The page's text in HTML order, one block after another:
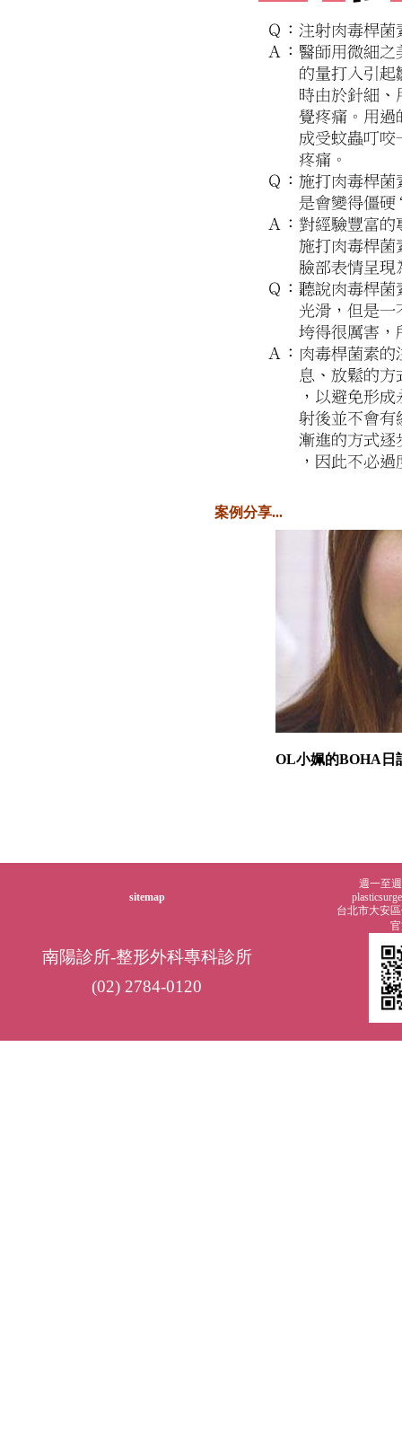
案例分享...
OL小姵的BOHA日
sitemap
週一至
台北市大安
南陽診所-整形外科專科診所
(02) 2784-0120